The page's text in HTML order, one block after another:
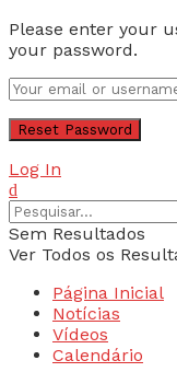
Please enter your
your password.
Log In
Sem Resultados
Ver Todos os
Página Inicial
Notícias
Vídeos
Calendário